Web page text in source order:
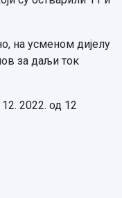
на усменом дијелу
за даљи ток
2022. од 12